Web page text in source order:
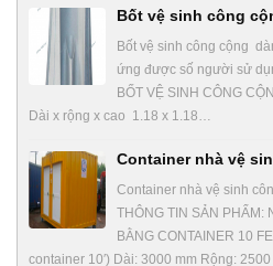
Bốt vệ sinh công
Bốt vệ sinh công cộng
ứng được số người sử
BỐT VỆ SINH CÔNG
Dài x rộng x cao 1.18 x 1.18…
Container nhà vệ
Container nhà vệ sinh
THÔNG TIN SẢN PHẨM:
BẰNG CONTAINER 10
container 10′) Dài: 3000 mm Rộng: